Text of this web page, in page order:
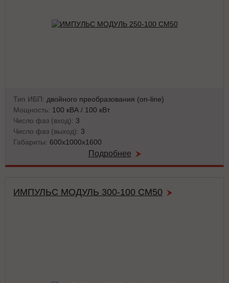
Тип ИБП: двойного преобразования (on-line)
Мощность: 100 кВА / 100 кВт
Число фаз (вход): 3
Число фаз (выход): 3
Габариты: 600х1000х1600
Подробнее
ИМПУЛЬС МОДУЛЬ 300-100 СМ50